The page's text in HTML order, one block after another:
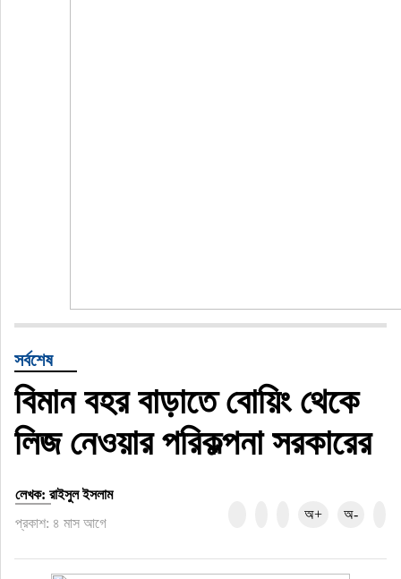
সর্বশেষ
বিমান বহর বাড়াতে বোয়িং থেকে
লিজ নেওয়ার পরিকল্পনা সরকারের
লেখক: রাইসুল ইসলাম
প্রকাশ: ৪ মাস আগে
অ+ অ-